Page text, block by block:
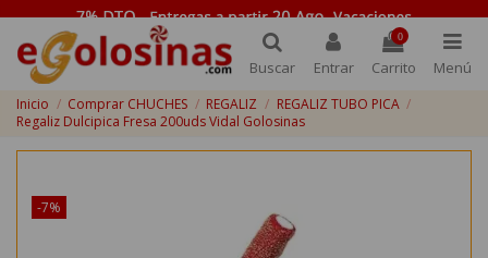
Buscar Entrar
0
Carrito Menú
Inicio Comprar CHUCHES REGALIZ
REGALIZ TUBO PICA
Regaliz Dulcipica Fresa 200uds Vidal Golosinas
-7%